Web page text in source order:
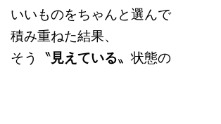
いいものをちゃんと選んで
積み重ねた結果、
そう〝見えている〟状態の